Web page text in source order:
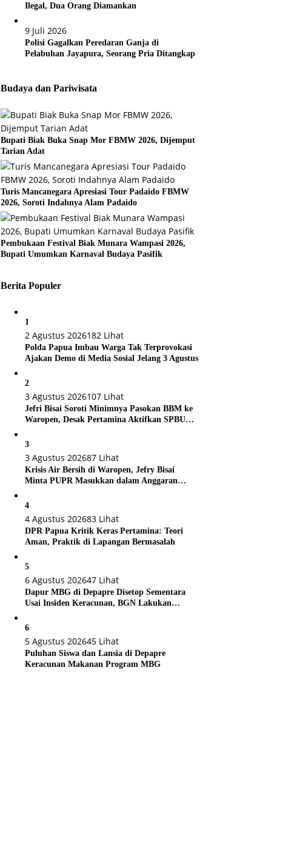
Ilegal, Dua Orang Diamankan
9 Juli 2026
Polisi Gagalkan Peredaran Ganja di
Pelabuhan Jayapura, Seorang Pria Ditangkap
Budaya dan Pariwisata
Bupati Biak Buka Snap Mor FBMW 2026, Dijemput
Tarian Adat
Turis Mancanegara Apresiasi Tour Padaido FBMW
2026, Soroti Indahnya Alam Padaido
Pembukaan Festival Biak Munara Wampasi 2026,
Bupati Umumkan Karnaval Budaya Pasifik
Berita Populer
1
2 Agustus 2026182 Lihat
Polda Papua Imbau Warga Tak Terprovokasi
Ajakan Demo di Media Sosial Jelang 3 Agustus
2
3 Agustus 2026107 Lihat
Jefri Bisai Soroti Minimnya Pasokan BBM ke
Waropen, Desak Pertamina Aktifkan SPBU
3
3 Agustus 202687 Lihat
Krisis Air Bersih di Waropen, Jefry Bisai
Minta PUPR Masukkan dalam Anggaran
4
4 Agustus 202683 Lihat
DPR Papua Kritik Keras Pertamina: Teori
Aman, Praktik di Lapangan Bermasalah
5
6 Agustus 202647 Lihat
Dapur MBG di Depapre Disetop Sementara
Usai Insiden Keracunan, BGN Lakukan
6
5 Agustus 202645 Lihat
Puluhan Siswa dan Lansia di Depapre
Keracunan Makanan Program MBG